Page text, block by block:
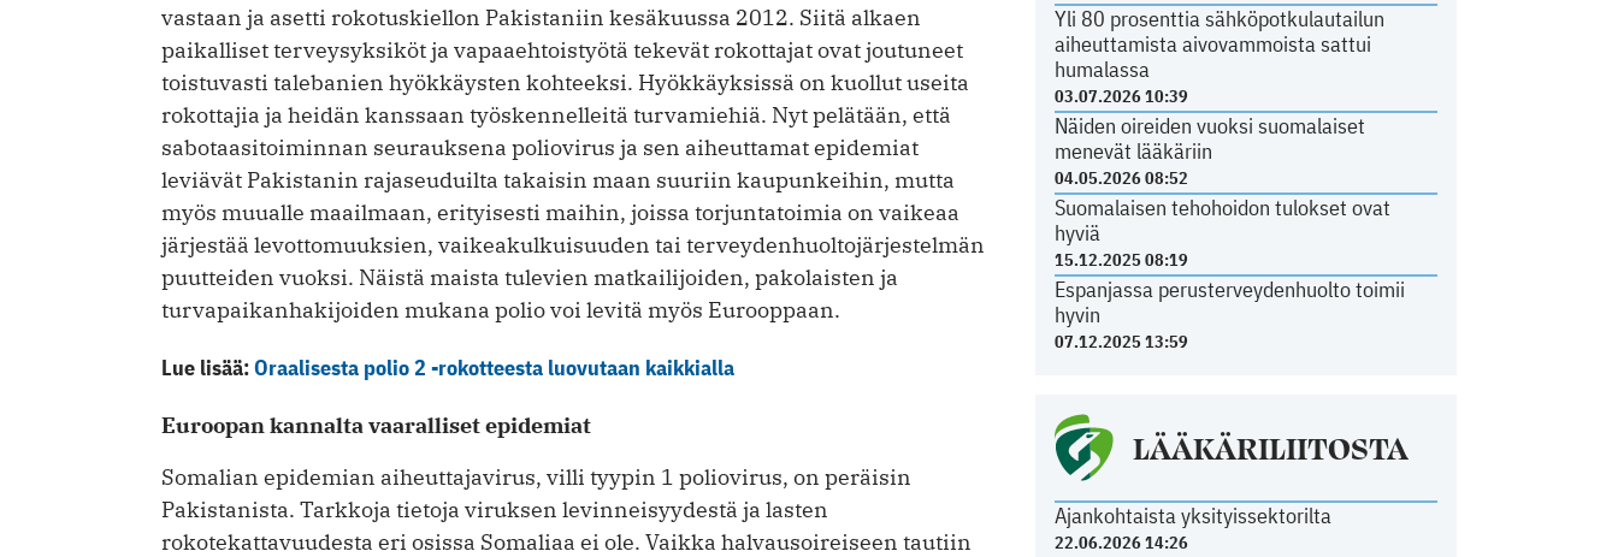
Yli 80 prosenttia sähköpotkulautailun
aiheuttamista aivovammoista sattui
humalassa
03.07.2026 10:39
Näiden oireiden vuoksi suomalaiset
menevät lääkäriin
04.05.2026 08:52
Suomalaisen tehohoidon tulokset ovat
hyviä
15.12.2025 08:19
Espanjassa perusterveydenhuolto toimii
hyvin
07.12.2025 13:59
LÄÄKÄRILIITOSTA
Ajankohtaista yksityissektorilta
22.06.2026 14:26
vastaan ja asetti rokotuskiellon Pakistaniin kesäkuussa 2012. Siitä alkaen
paikalliset terveysyksiköt ja vapaaehtoistyötä tekevät rokottajat ovat joutuneet
toistuvasti talebanien hyök­käysten kohteeksi. Hyökkäyksissä on kuollut useita
rokottajia ja heidän kanssaan työskennelleitä turvamiehiä. Nyt pelätään, että
sabotaasitoiminnan seurauksena poliovirus ja sen ai­heuttamat epidemiat
leviävät Pakistanin rajaseuduilta takaisin maan suuriin kaupunkeihin, mutta
myös muualle maailmaan, erityisesti maihin, joissa torjuntatoimia on vaikeaa
järjestää levottomuuksien, vaikeakulkuisuuden tai terveydenhuoltojärjestelmän
puutteiden vuoksi. Näistä maista tulevien matkailijoiden, pakolaisten ja
turvapaikanhakijoiden mukana polio voi levitä myös Eurooppaan.
Lue lisää:Oraalisesta polio 2 -rokotteesta luovutaan kaikkialla
Euroopan kannalta vaaralliset epidemiat
Somalian epidemian aiheuttajavirus, villi tyypin 1 poliovirus, on peräisin
Pakistanista. Tarkkoja tietoja viruksen levinneisyydestä ja lasten
rokotekattavuudesta eri osissa Somaliaa ei ole. Vaikka halvausoireiseen tautiin